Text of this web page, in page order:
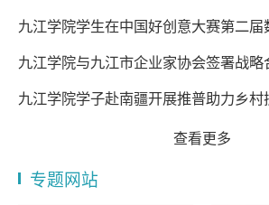
九江学院学生在中国好创意大赛第二
九江学院与九江市企业家协会签署战
九江学院学子赴南疆开展推普助力乡
查看更多
专题网站